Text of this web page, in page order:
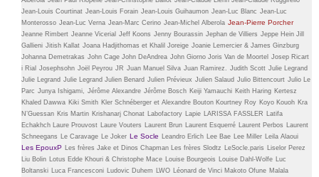
Jean-Louis Courtinat Jean-Louis Forain Jean-Louis Guihaumon Jean-Luc Blanc Jean-Luc
Monterosso Jean-Luc Verna Jean-Marc Cerino Jean-Michel Alberola Jean-Pierre Porcher
Jeanne Rimbert Jeanne Vicerial Jeff Koons Jenny Bourassin Jephan de Villiers Jeppe Hein Jill
Gallieni Jitish Kallat Joana Hadjithomas et Khalil Joreige Joanie Lemercier & James Ginzburg
Johanna Demetrakas John Cage John DeAndrea John Giorno Joris Van de Moortel Josep Ricart
i Rial Josephsohn Joël Peyrou JR Juan Manuel Silva Juan Ramirez. Judith Scott Julie Legrand
Julie Legrand Julie Legrand Julien Benard Julien Prévieux Julien Salaud Julio Bittencourt Julio Le
Parc Junya Ishigami, Jérôme Alexandre Jérôme Bosch Keiji Yamauchi Keith Haring Kertesz
Khaled Dawwa Kiki Smith Kler Schnéberger et Alexandre Bouton Kourtney Roy Koyo Kouoh Kra
N’Guessan Kris Martin Krishanarj Chonat Labofactory Lapie LARISSA FASSLER Latifa
Echakhch Laure Prouvost Laure Vouters Laurent Brun Laurent Esquerré Laurent Perbos Laurent
Schneegans Le Caravage Le Joker Le Socle Leandro Erlich Lee Bae Lee Miller Leila Alaoui
Les EpouxP Les frères Jake et Dinos Chapman Les frères Slodtz LeSocle.paris Liselor Perez
Liu Bolin Lotus Edde Khouri & Christophe Mace Louise Bourgeois Louise Dahl-Wolfe Luc
Boltanski Luca Francesconi Ludovic Duhem LWO Léonard de Vinci Makoto Ofune Malala